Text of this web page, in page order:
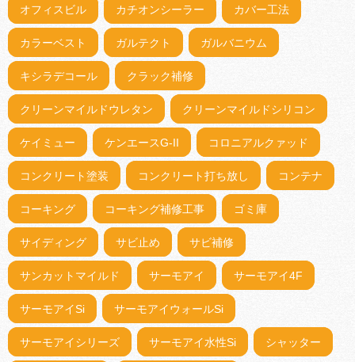
オフィスビル カチオンシーラー カバー工法
カラーベスト ガルテクト ガルバニウム
キシラデコール クラック補修
クリーンマイルドウレタン クリーンマイルドシリコン
ケイミュー ケンエースG-II コロニアルクァッド
コンクリート塗装 コンクリート打ち放し コンテナ
コーキング コーキング補修工事 ゴミ庫
サイディング サビ止め サビ補修
サンカットマイルド サーモアイ サーモアイ4F
サーモアイSi サーモアイウォールSi
サーモアイシリーズ サーモアイ水性Si シャッター